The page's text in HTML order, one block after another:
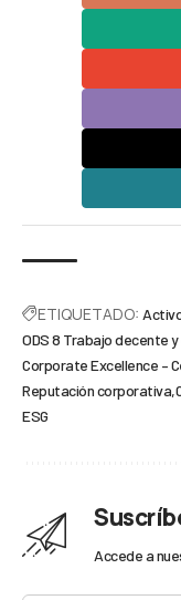
ETIQUETADO:
ODS 8 Trabajo decente
Corporate Excellence –
Reputación corporativa
ESG
Accede a